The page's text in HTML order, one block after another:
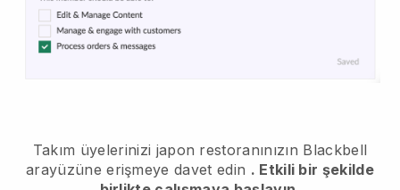
Takım üyelerinizi japon restoranınızın Blackbell
arayüzüne erişmeye davet edin . Etkili bir şekilde